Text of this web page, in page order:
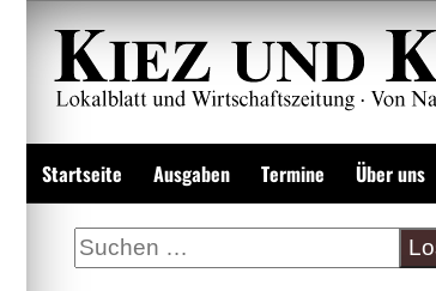
Zum
Inhalt
springen
Startseite Ausgaben Termine Über uns
Suche